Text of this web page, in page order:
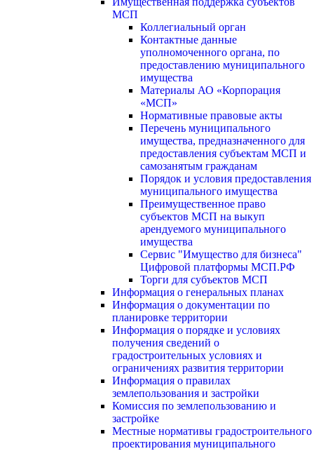
МСП
Коллегиальный орган
Контактные данные
уполномоченного органа, по
предоставлению муниципального
имущества
Материалы АО «Корпорация
«МСП»
Нормативные правовые акты
Перечень муниципального
имущества, предназначенного для
предоставления субъектам МСП и
самозанятым гражданам
Порядок и условия предоставления
муниципального имущества
Преимущественное право
субъектов МСП на выкуп
арендуемого муниципального
имущества
Сервис "Имущество для бизнеса"
Цифровой платформы МСП.РФ
Торги для субъектов МСП
Информация о генеральных планах
Информация о документации по
планировке территории
Информация о порядке и условиях
получения сведений о
градостроительных условиях и
ограничениях развития территории
Информация о правилах
землепользования и застройки
Комиссия по землепользованию и
застройке
Местные нормативы градостроительного
проектирования муниципального